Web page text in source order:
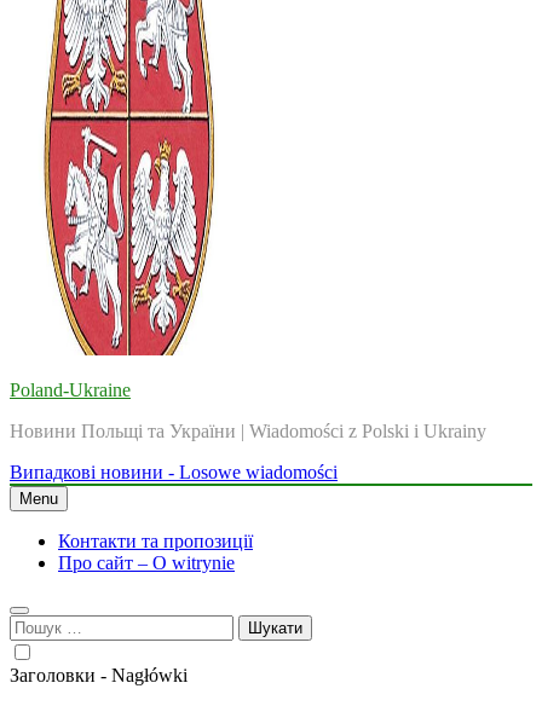
Poland-Ukraine
Новини Польщі та України | Wiadomości z Polski i Ukrainy
Випадкові новини - Losowe wiadomości
Menu
Контакти та пропозиції
Про сайт – O witrynie
Пошук:
Заголовки - Nagłówki